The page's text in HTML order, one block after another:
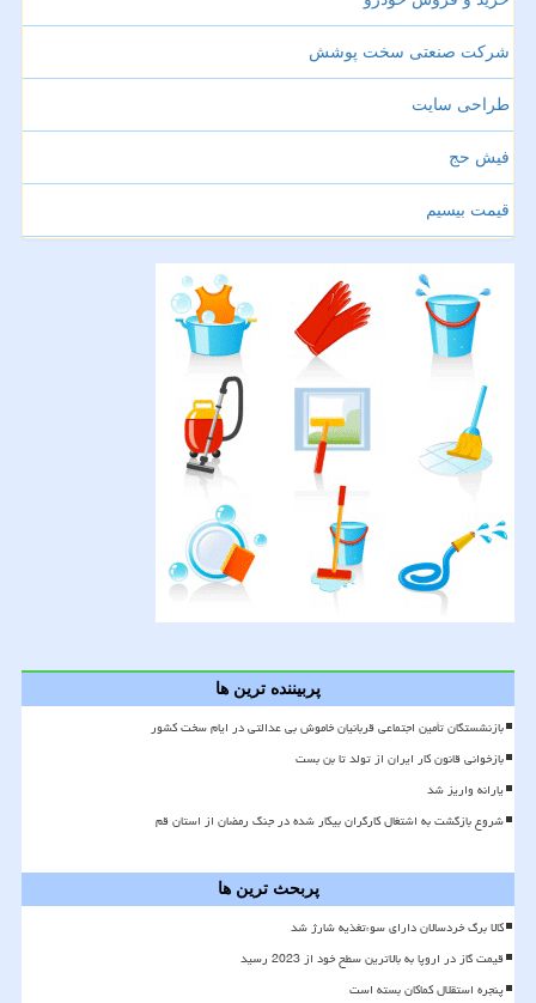
شرکت صنعتی سخت پوشش
طراحی سایت
فیش حج
قیمت بیسیم
پربیننده ترین ها
بازنشستگان تأمین اجتماعی قربانیان خاموش بی عدالتی در ایام سخت کشور
بازخوانی قانون کار ایران از تولد تا بن بست
یارانه واریز شد
شروع بازگشت به اشتغال کارگران بیکار شده در جنگ رمضان از استان قم
پربحث ترین ها
کالا برگ خردسالان دارای سوءتغذیه شارژ شد
قیمت گاز در اروپا به بالاترین سطح خود از 2023 رسید
پنجره استقلال کماکان بسته است